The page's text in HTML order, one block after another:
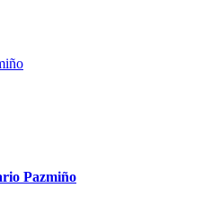
Pazmiño